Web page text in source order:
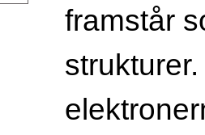
framstår